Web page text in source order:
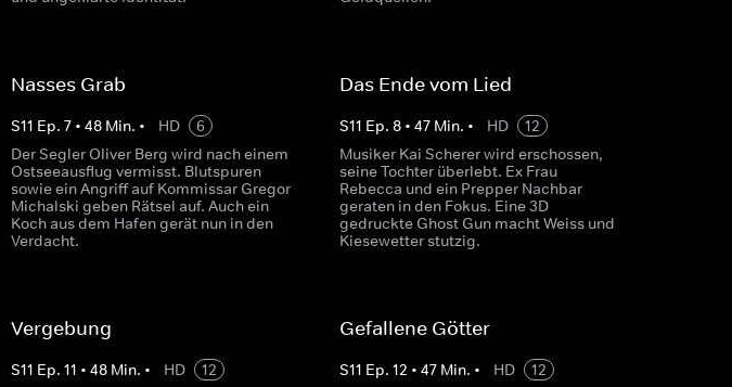
Nasses Grab
S11 Ep. 7• 48Min. • HD
6
Der Segler Oliver Berg wird nach einem
Ostseeausflug vermisst. Blutspuren
sowie ein Angriff auf Kommissar Gregor
Michalski geben Rätsel auf. Auch ein
Koch aus dem Hafen gerät nun in den
Verdacht.
Das Ende vom Lied
S11 Ep. 8• 47Min. • HD
12
Musiker Kai Scherer wird erschossen,
seine Tochter überlebt. Ex Frau
Rebecca und ein Prepper Nachbar
geraten in den Fokus. Eine 3D
gedruckte Ghost Gun macht Weiss und
Kiesewetter stutzig.
Vergebung
S11 Ep. 11 • 48Min. • HD
12
Gefallene Götter
S11 Ep. 12 • 47Min. • HD
12